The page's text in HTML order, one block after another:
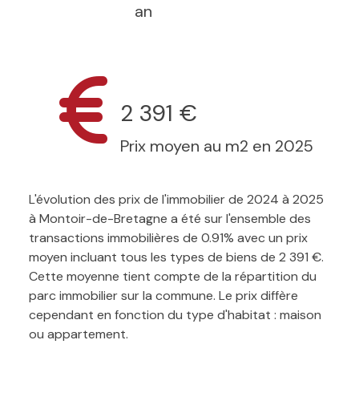
an
2 391 €
Prix moyen au m2 en 2025
L'évolution des prix de l'immobilier de 2024 à 2025
à Montoir-de-Bretagne a été sur l'ensemble des
transactions immobilières de 0.91% avec un prix
moyen incluant tous les types de biens de 2 391 €.
Cette moyenne tient compte de la répartition du
parc immobilier sur la commune. Le prix diffère
cependant en fonction du type d'habitat : maison
ou appartement.